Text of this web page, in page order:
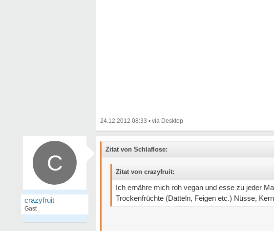
24.12.2012 08:33 •
C
crazyfruit
Gast
Zitat von Schlaflose:
Zitat von crazyfruit:
Ich ernähre mich roh vegan und esse zu jeder
Trockenfrüchte (Datteln, Feigen etc.) Nüsse,